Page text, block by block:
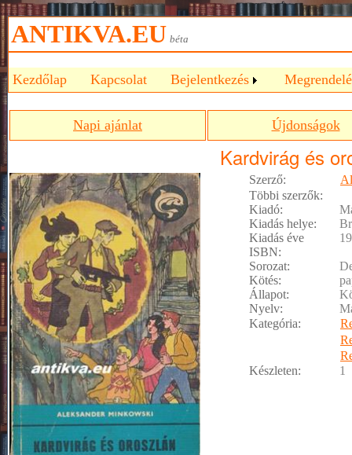
ANTIKVA.EU béta
Kezdőlap Kapcsolat Bejelentkezés
Napi ajánlat Újdonságok
Kardvirág és
Szerző:
Többi szerzők:
Kiadó:
Kiadás helye:
Kiadás éve
ISBN:
Sorozat:
Kötés:
Állapot:
Nyelv:
Kategória:
Készleten:
1